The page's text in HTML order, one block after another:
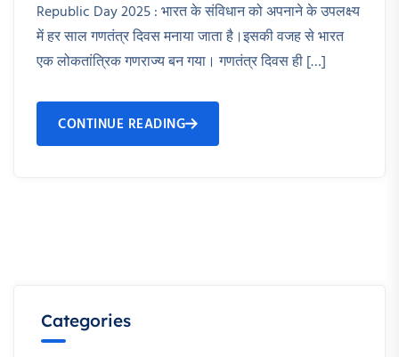
Republic Day 2025 : भारत के संविधान को अपनाने के उपलक्ष्य
में हर साल गणतंत्र दिवस मनाया जाता है।इसकी वजह से भारत
एक लोकतांत्रिक गणराज्य बन गया। गणतंत्र दिवस ही […]
CONTINUE READING
Categories